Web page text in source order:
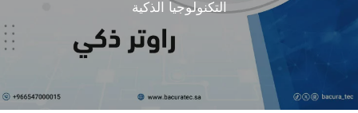
التكنولوجيا الذكية